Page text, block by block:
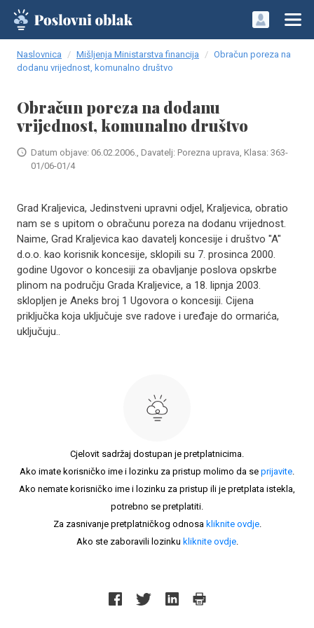
Naslovnica Mišljenja Ministarstva financija
Obračun poreza na
dodanu vrijednost, komunalno društvo
Obračun poreza na dodanu
vrijednost, komunalno društvo
Datum objave: 06.02.2006., Davatelj: Porezna uprava, Klasa: 363-
01/06-01/4
Grad Kraljevica, Jedinstveni upravni odjel, Kraljevica, obratio
nam se s upitom o obračunu poreza na dodanu vrijednost.
Naime, Grad Kraljevica kao davatelj koncesije i društvo "A"
d.o.o. kao korisnik koncesije, sklopili su 7. prosinca 2000.
godine Ugovor o koncesiji za obavljanje poslova opskrbe
plinom na području Grada Kraljevice, a 18. lipnja 2003.
sklopljen je Aneks broj 1 Ugovora o koncesiji. Cijena
priključka koja uključuje sve radove i uređaje do ormarića,
uključuju..
Cjelovit sadržaj dostupan je pretplatnicima.
Ako imate korisničko ime i lozinku za pristup molimo da se prijavite.
Ako nemate korisničko ime i lozinku za pristup ili je pretplata istekla,
potrebno se pretplatiti.
Za zasnivanje pretplatničkog odnosa kliknite ovdje.
Ako ste zaboravili lozinku kliknite ovdje.